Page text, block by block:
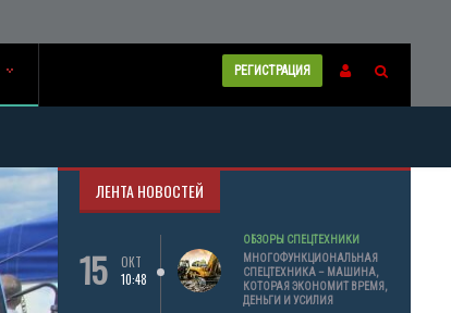
РЕГИСТРАЦИЯ
ЛЕНТА НОВОСТЕЙ
15
ОКТ
10:48
ОБЗОРЫ СПЕЦТЕХНИКИ
МНОГОФУНКЦИОНАЛЬНАЯ
СПЕЦТЕХНИКА – МАШИНА,
КОТОРАЯ ЭКОНОМИТ ВРЕМЯ,
ДЕНЬГИ И УСИЛИЯ